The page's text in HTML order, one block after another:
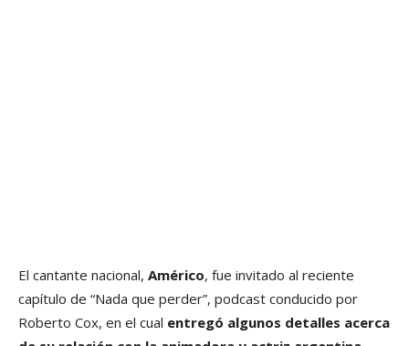
El cantante nacional, Américo, fue invitado al reciente
capítulo de “Nada que perder”, podcast conducido por
Roberto Cox, en el cual entregó algunos detalles acerca